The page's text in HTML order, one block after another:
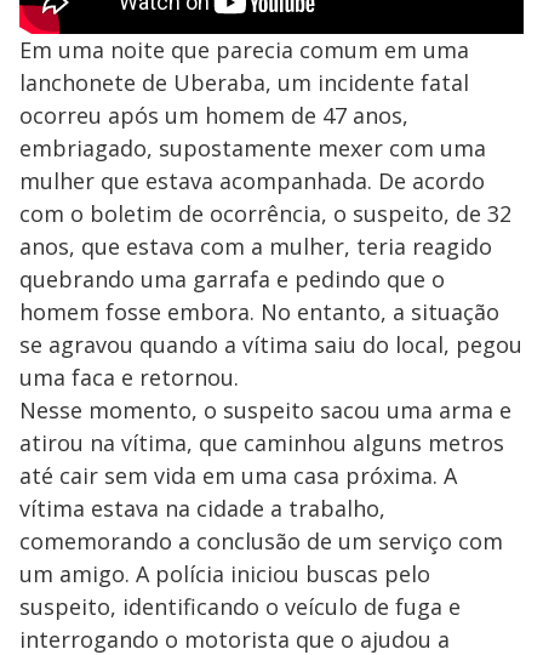
Em uma noite que parecia comum em uma
lanchonete de Uberaba, um incidente fatal
ocorreu após um homem de 47 anos,
embriagado, supostamente mexer com uma
mulher que estava acompanhada. De acordo
com o boletim de ocorrência, o suspeito, de 32
anos, que estava com a mulher, teria reagido
quebrando uma garrafa e pedindo que o
homem fosse embora. No entanto, a situação
se agravou quando a vítima saiu do local, pegou
uma faca e retornou.
Nesse momento, o suspeito sacou uma arma e
atirou na vítima, que caminhou alguns metros
até cair sem vida em uma casa próxima. A
vítima estava na cidade a trabalho,
comemorando a conclusão de um serviço com
um amigo. A polícia iniciou buscas pelo
suspeito, identificando o veículo de fuga e
interrogando o motorista que o ajudou a